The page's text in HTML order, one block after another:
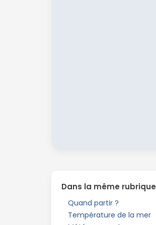
Dans la même rubrique
Quand partir ?
Température de la mer